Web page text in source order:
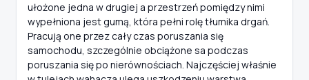
ułożone jedna w drugiej a przestrzeń pomiędzy nimi
wypełniona jest gumą, która pełni rolę tłumika drgań.
Pracują one przez cały czas poruszania się
samochodu, szczególnie obciążone sa podczas
poruszania się po nierównościach. Najczęściej właśnie